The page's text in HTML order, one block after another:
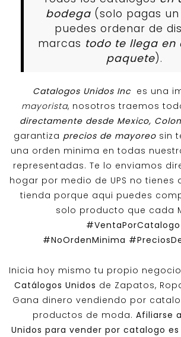
bodega (solo pagas
puedes ordenar de
marcas todo te llega en
paquete).
Catalogos Unidos Inc es una
mayorista, nosotros traemos
directamente desde Mexico,
garantiza precios de mayoreosin
una orden minima en todas
representadas. Te lo enviamos
hogar por medio de UPS no tienes
tienda porque aqui puedes
solo producto que cada
#VentaPorCatalogo
#NoOrdenMinima
Inicia hoy mismo tu propio
Catálogos Unidos de Zapatos,
Gana dinero vendiendo por
productos de moda. Afiliarse a
Unidos para vender por catalogo